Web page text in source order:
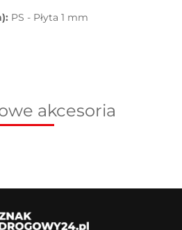
PS - Płyta 1 mm
akcesoria